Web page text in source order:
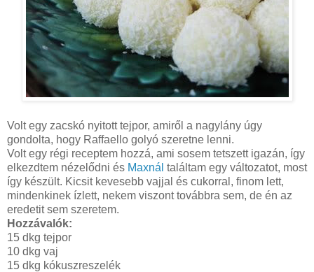
Volt egy zacskó nyitott tejpor, amiről a nagylány úgy
gondolta, hogy Raffaello golyó szeretne lenni.
Volt egy régi receptem hozzá, ami sosem tetszett igazán, így
elkezdtem nézelődni és Maxnál találtam egy változatot, most
így készült. Kicsit kevesebb vajjal és cukorral, finom lett,
mindenkinek ízlett, nekem viszont továbbra sem, de én az
eredetit sem szeretem.
Hozzávalók:
15 dkg tejpor
10 dkg vaj
15 dkg kókuszreszelék